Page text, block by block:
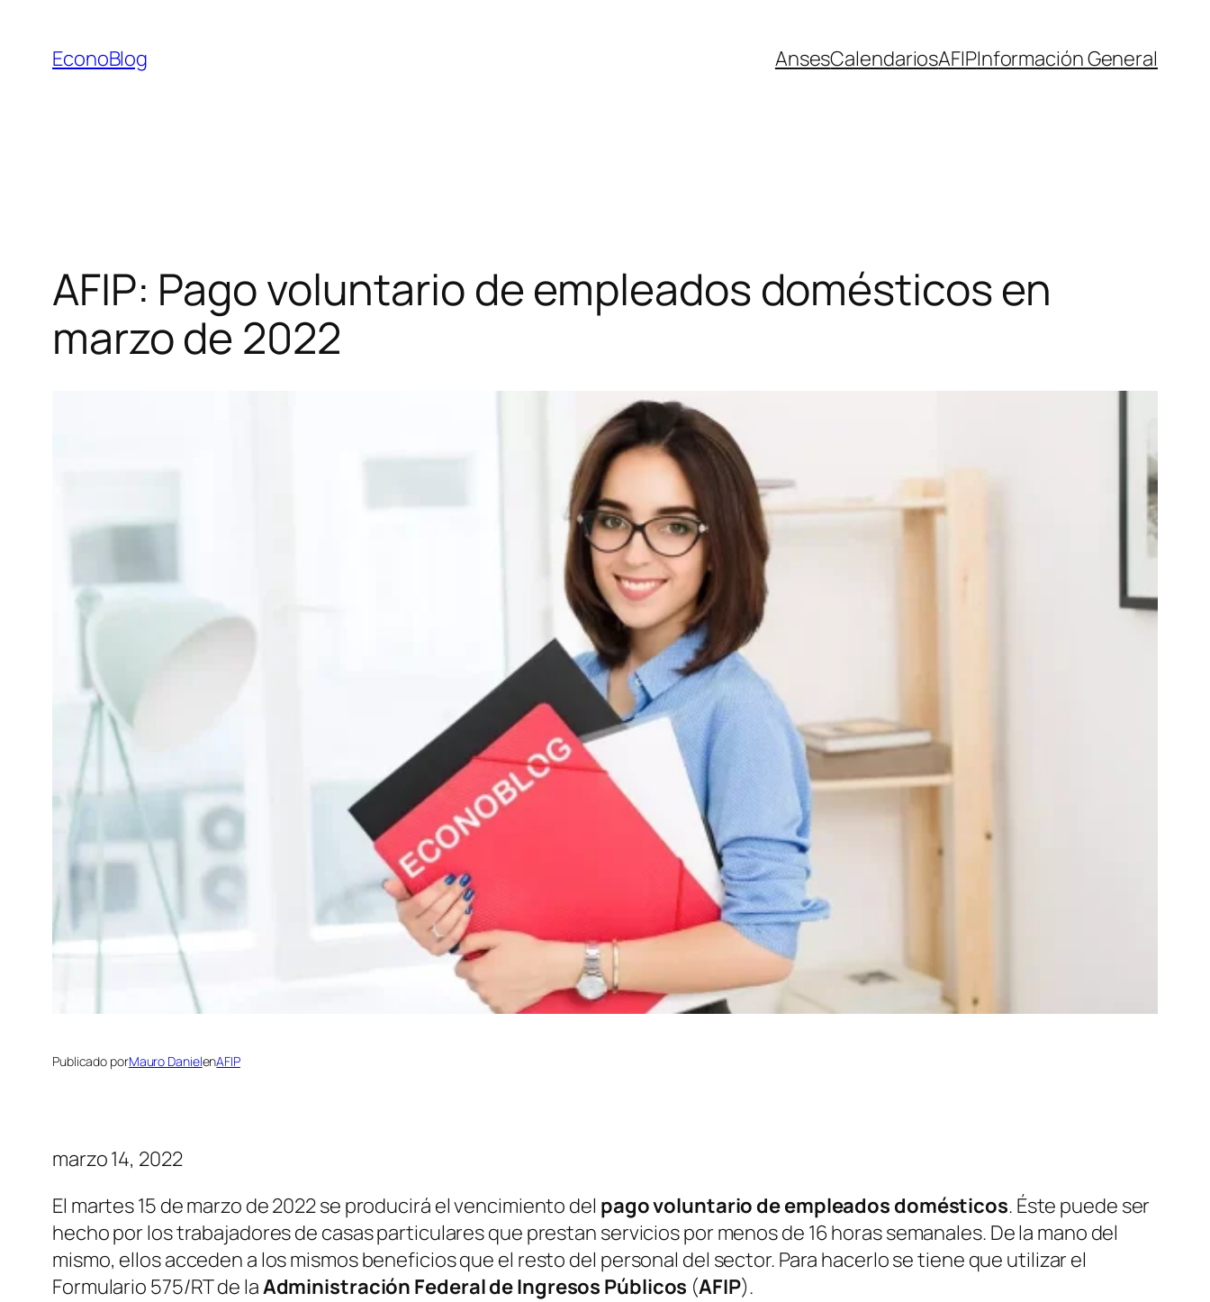
contenido
EconoBlog AnsesCalendariosAFIPInformación General
AFIP: Pago voluntario de empleados domésticos en
marzo de 2022
Publicado porMauro DanielenAFIP
marzo 14, 2022
El martes 15 de marzo de 2022 se producirá el vencimiento del pago voluntario de empleados domésticos. Éste puede ser
hecho por los trabajadores de casas particulares que prestan servicios por menos de 16 horas semanales. De la mano del
mismo, ellos acceden a los mismos beneficios que el resto del personal del sector. Para hacerlo se tiene que utilizar el
Formulario 575/RT de laAdministración Federal de Ingresos Públicos (AFIP).